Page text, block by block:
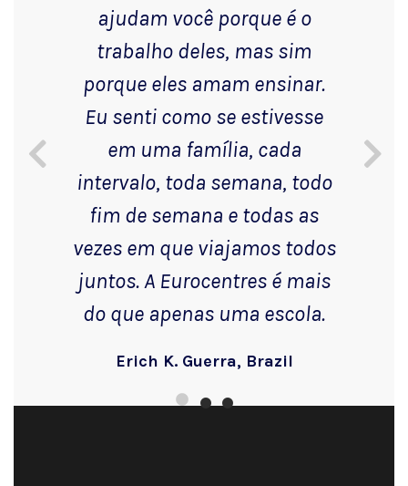
ajudam você porque é o
trabalho deles, mas sim
porque eles amam ensinar.
Eu senti como se estivesse
em uma família, cada
intervalo, toda semana, todo
fim de semana e todas as
vezes em que viajamos todos
juntos. A Eurocentres é mais
do que apenas uma escola.
Erich K. Guerra, Brazil